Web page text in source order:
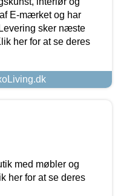
E-mærket og har
sker næste
her for at se deres
med møbler og
her for at se deres